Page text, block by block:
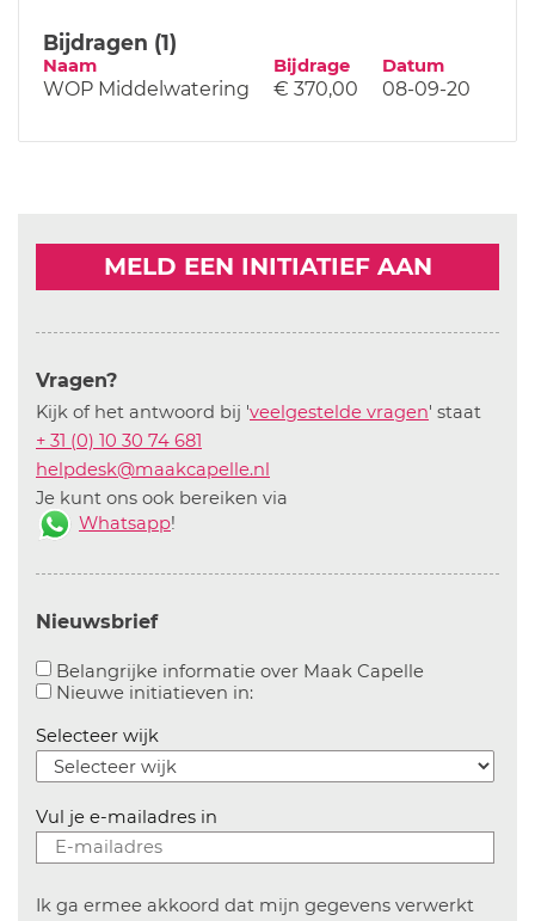
Bijdragen (1)
Naam Bijdrage Datum
WOP Middelwatering € 370,00 08-09-20
MELD EEN INITIATIEF AAN
Vragen?
Kijk of het antwoord bij 'veelgestelde vragen' staat
+ 31 (0) 10 30 74 681
helpdesk@maakcapelle.nl
Je kunt ons ook bereiken via
Whatsapp!
Nieuwsbrief
Belangrijke informatie over Maak CapelleAanvinken
Nieuwe initiatieven in:Aanvinken om informatie over
Selecteer wijk
Vul je e-mailadres in
Ik ga ermee akkoord dat mijn gegevens verwerkt